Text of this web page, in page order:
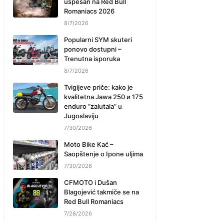
Romaniacs 2026
8/7/2026
Popularni SYM skuteri
ponovo dostupni –
Trenutna isporuka
8/7/2026
Tvigijeve priče: kako je
kvalitetna Jawa 250 и 175
enduro “zalutala” u
Jugoslaviju
7/30/2026
Moto Bike Kać –
Saopštenje o Ipone uljima
7/30/2026
CFMOTO i Dušan
Blagojević takmiče se na
Red Bull Romaniacs
7/28/2026